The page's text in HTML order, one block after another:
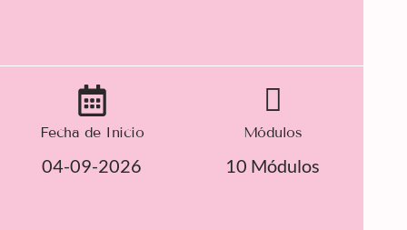
Fecha de Inicio
04-09-2026
Módulos
10 Módulos